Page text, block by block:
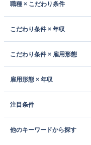
職種 × こだわり条件
こだわり条件 × 年収
こだわり条件 × 雇用形態
雇用形態 × 年収
注目条件
他のキーワードから探す